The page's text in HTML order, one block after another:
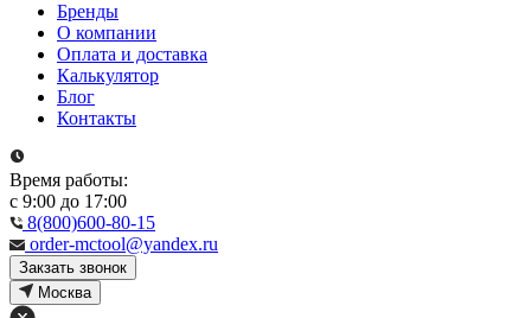
Бренды
О компании
Оплата и доставка
Калькулятор
Блог
Контакты
Время работы:
с 9:00 до 17:00
8(800)600-80-15
order-mctool@yandex.ru
Закзать звонок
Москва